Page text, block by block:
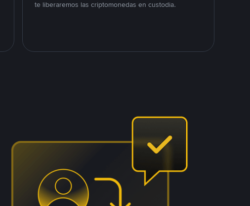
te liberaremos las criptomonedas en custodia.